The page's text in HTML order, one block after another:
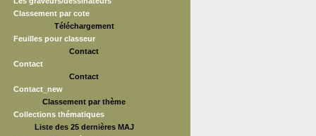
Classement par cote
Téléchargement
Feuilles pour classeur
Contact
Contact
Contact
Contact_new
Classement par thème
Collections thématiques
Liste des 25 dernières MAJ